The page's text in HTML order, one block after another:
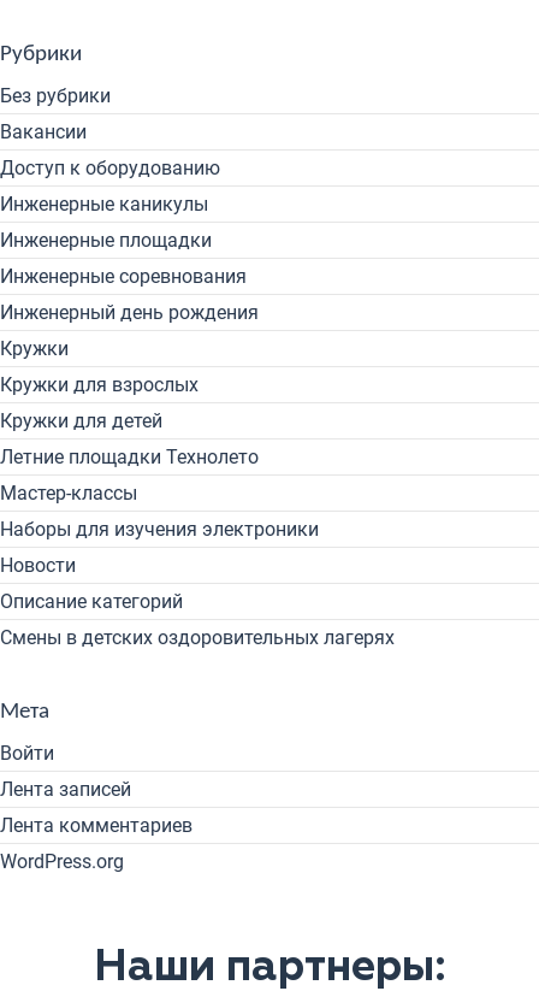
Рубрики
Без рубрики
Вакансии
Доступ к оборудованию
Инженерные каникулы
Инженерные площадки
Инженерные соревнования
Инженерный день рождения
Кружки
Кружки для взрослых
Кружки для детей
Летние площадки Технолето
Мастер-классы
Наборы для изучения электроники
Новости
Описание категорий
Смены в детских оздоровительных лагерях
Мета
Войти
Лента записей
Лента комментариев
WordPress.org
Наши партнеры: